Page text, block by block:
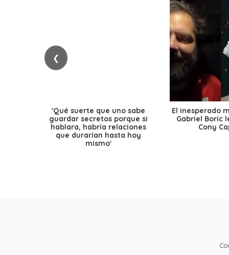
❮
'Qué suerte que uno sabe
guardar secretos porque si
hablara, habría relaciones
que durarían hasta hoy
mismo'
El inesperado
Gabriel Boric
Cony